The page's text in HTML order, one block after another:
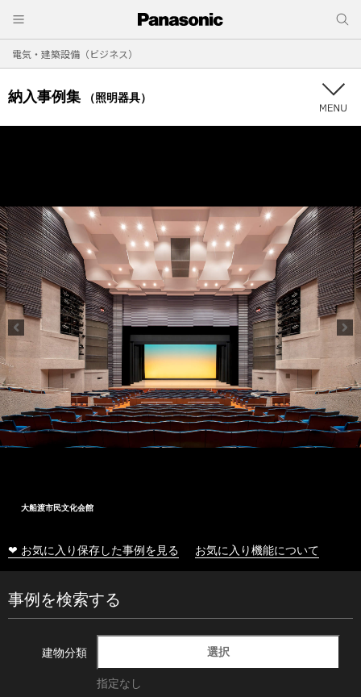
電気・建築設備（ビジネス）
納入事例集 （照明器具）
大船渡市民文化会館
❤ お気に入り保存した事例を見る お気に入り機能について
事例を検索する
建物分類 選択
指定なし